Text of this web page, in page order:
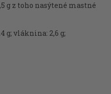
g z toho nasýtené mastné
g; vláknina: 2,6 g;